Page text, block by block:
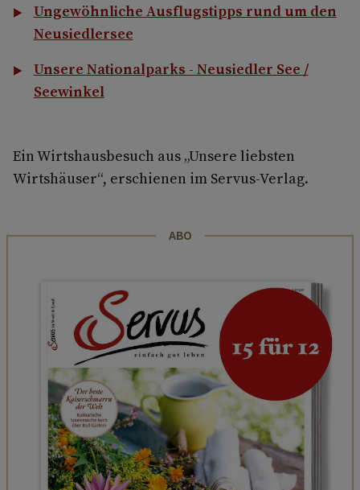
Ungewöhnliche Ausflugstipps rund um den
Neusiedlersee
Unsere Nationalparks - Neusiedler See /
Seewinkel
Ein Wirtshausbesuch aus „Unsere liebsten
Wirtshäuser“, erschienen im Servus-Verlag.
ABO